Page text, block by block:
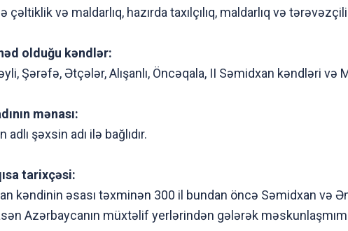
çəltiklik və maldarlıq, hazırda taxılçılıq, maldarlıq və
olduğu kəndlər:
Şərəfə, Ətçələr, Alışanlı, Öncəqala, II Səmidxan kəndləri və
mənası:
adlı şəxsin adı ilə bağlıdır.
tarixçəsi:
kəndinin əsası təxminən 300 il bundan öncə Səmidxan və
Azərbaycanın müxtəlif yerlərindən gələrək